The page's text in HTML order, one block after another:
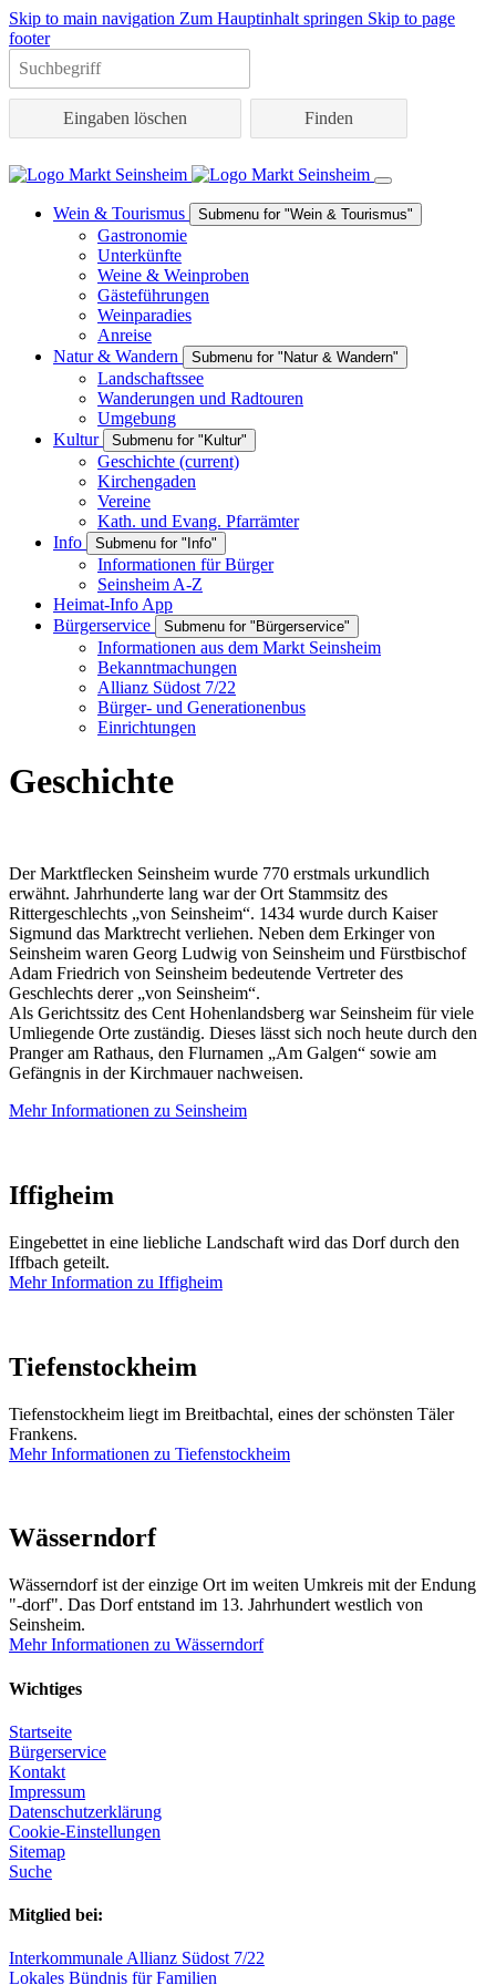
Skip to main navigation Zum Hauptinhalt springen Skip to page
footer
Eingaben löschen
Wein & Tourismus Submenu for "Wein & Tourismus"
Gastronomie
Unterkünfte
Weine & Weinproben
Gästeführungen
Weinparadies
Anreise
Natur & Wandern
Submenu for "Natur & Wandern"
Landschaftssee
Wanderungen und Radtouren
Umgebung
Kultur
Submenu for "Kultur"
Geschichte (current)
Kirchengaden
Vereine
Kath. und Evang. Pfarrämter
Info
Submenu for "Info"
Informationen für Bürger
Seinsheim A-Z
Heimat-Info App
Bürgerservice
Submenu for "Bürgerservice"
Informationen aus dem Markt Seinsheim
Bekanntmachungen
Allianz Südost 7/22
Bürger- und Generationenbus
Einrichtungen
Geschichte
Der Marktflecken Seinsheim wurde 770 erstmals urkundlich
erwähnt. Jahrhunderte lang war der Ort Stammsitz des
Rittergeschlechts „von Seinsheim“. 1434 wurde durch Kaiser
Sigmund das Marktrecht verliehen. Neben dem Erkinger von
Seinsheim waren Georg Ludwig von Seinsheim und Fürstbischof
Adam Friedrich von Seinsheim bedeutende Vertreter des
Geschlechts derer „von Seinsheim“.
Als Gerichtssitz des Cent Hohenlandsberg war Seinsheim für viele
Umliegende Orte zuständig. Dieses lässt sich noch heute durch den
Pranger am Rathaus, den Flurnamen „Am Galgen“ sowie am
Gefängnis in der Kirchmauer nachweisen.
Mehr Informationen zu Seinsheim
Iffigheim
Eingebettet in eine liebliche Landschaft wird das Dorf durch den
Iffbach geteilt.
Mehr Information zu Iffigheim
Tiefenstockheim
Tiefenstockheim liegt im Breitbachtal, eines der schönsten Täler
Frankens.
Mehr Informationen zu Tiefenstockheim
Wässerndorf
Wässerndorf ist der einzige Ort im weiten Umkreis mit der Endung
"-dorf". Das Dorf entstand im 13. Jahrhundert westlich von
Seinsheim.
Mehr Informationen zu Wässerndorf
Wichtiges
Startseite
Bürgerservice
Kontakt
Impressum
Datenschutzerklärung
Cookie-Einstellungen
Sitemap
Suche
Mitglied bei:
Interkommunale Allianz Südost 7/22
Lokales Bündnis für Familien